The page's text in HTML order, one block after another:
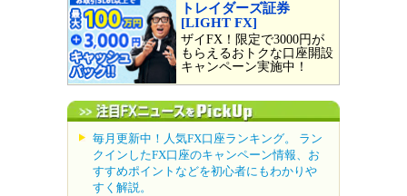
トレイダーズ証券
[LIGHT FX]
ザイFX！限定で3000円が
もらえるおトクな口座開設
キャンペーン実施中！
毎月更新中！人気FX口座ランキング。 ラン
クインしたFX口座のキャンペーン情報、お
すすめポイントなどを初心者にもわかりや
すく解説。